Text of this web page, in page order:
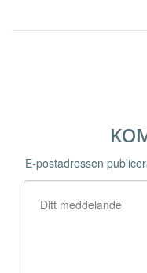
E-postadressen